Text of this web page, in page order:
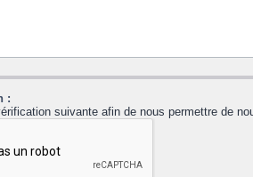
:
suivante afin de nous permettre de